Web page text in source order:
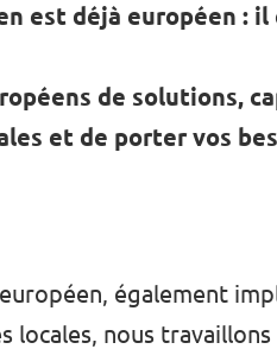
est déjà européen :
de solutions,
et de porter vos
également
locales, nous